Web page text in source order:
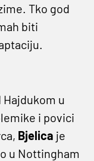
Tko god
biti
Hajdukom u
i povici
Bjelica je
u Nottingham